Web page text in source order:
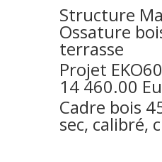
Structure
Ossature
terrasse
Projet
14 460.00
Cadre bois
sec, calibré,